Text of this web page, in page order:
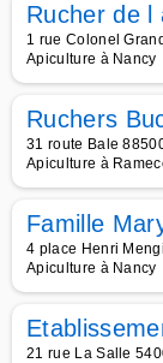
Rucher de l
1 rue Colonel
Apiculture à Nancy
Ruchers
31 route Bale
Apiculture à
Famille
4 place Henri
Apiculture à Nancy
21 rue La Salle